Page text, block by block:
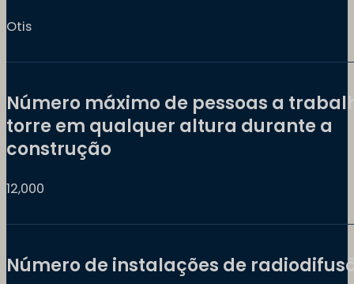
Otis
Número máximo de pessoas a
torre em qualquer altura durante a
construção
12,000
Número de instalações de